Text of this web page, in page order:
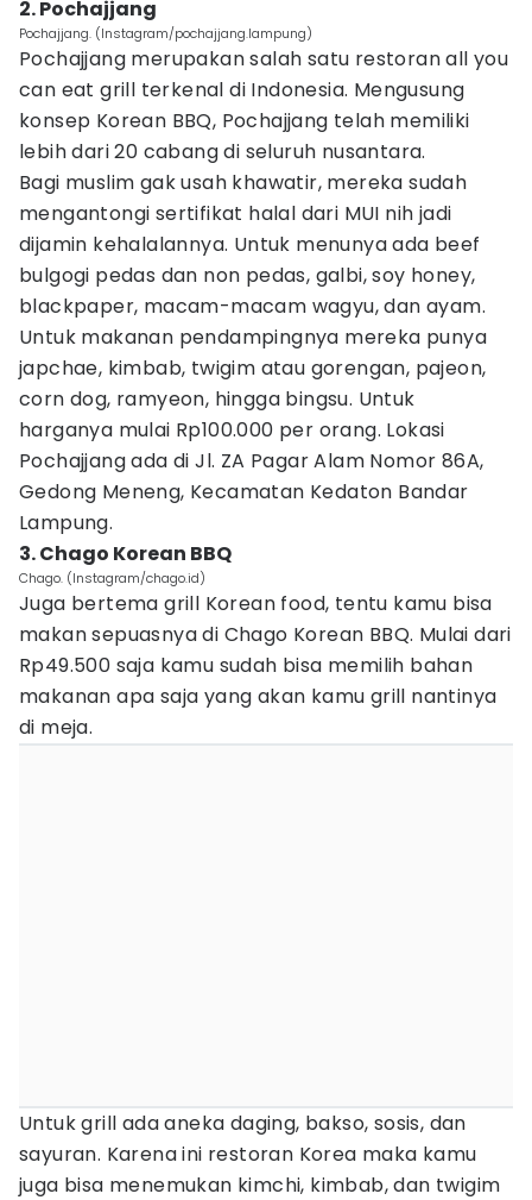
2. Pochajjang
Pochajjang. (Instagram/pochajjang.lampung)
Pochajjang merupakan salah satu restoran all you
can eat grill terkenal di Indonesia. Mengusung
konsep Korean BBQ, Pochajjang telah memiliki
lebih dari 20 cabang di seluruh nusantara.
Bagi muslim gak usah khawatir, mereka sudah
mengantongi sertifikat halal dari MUI nih jadi
dijamin kehalalannya. Untuk menunya ada beef
bulgogi pedas dan non pedas, galbi, soy honey,
blackpaper, macam-macam wagyu, dan ayam.
Untuk makanan pendampingnya mereka punya
japchae, kimbab, twigim atau gorengan, pajeon,
corn dog, ramyeon, hingga bingsu. Untuk
harganya mulai Rp100.000 per orang. Lokasi
Pochajjang ada di Jl. ZA Pagar Alam Nomor 86A,
Gedong Meneng, Kecamatan Kedaton Bandar
Lampung.
3. Chago Korean BBQ
Chago. (Instagram/chago.id)
Juga bertema grill Korean food, tentu kamu bisa
makan sepuasnya di Chago Korean BBQ. Mulai dari
Rp49.500 saja kamu sudah bisa memilih bahan
makanan apa saja yang akan kamu grill nantinya
di meja.
Untuk grill ada aneka daging, bakso, sosis, dan
sayuran. Karena ini restoran Korea maka kamu
juga bisa menemukan kimchi, kimbab, dan twigim